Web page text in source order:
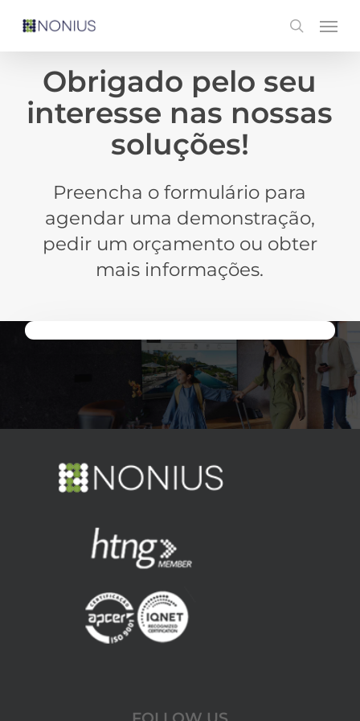
content
search
Menu
Obrigado pelo seu
interesse nas nossas
soluções!
Preencha o formulário para
agendar uma demonstração,
pedir um orçamento ou obter
mais informações.